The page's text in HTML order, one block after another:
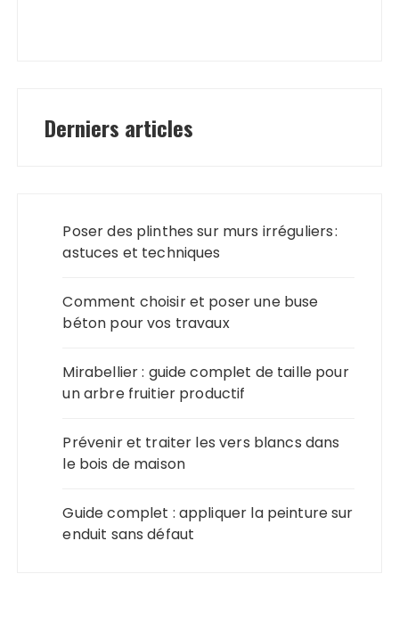
Derniers articles
Poser des plinthes sur murs irréguliers :
astuces et techniques
Comment choisir et poser une buse
béton pour vos travaux
Mirabellier : guide complet de taille pour
un arbre fruitier productif
Prévenir et traiter les vers blancs dans
le bois de maison
Guide complet : appliquer la peinture sur
enduit sans défaut